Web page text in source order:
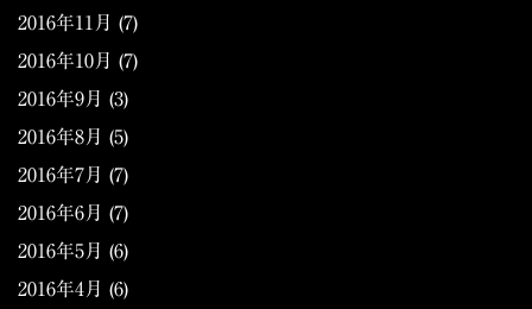
2016年11月 (7)
2016年10月 (7)
2016年9月 (3)
2016年8月 (5)
2016年7月 (7)
2016年6月 (7)
2016年5月 (6)
2016年4月 (6)